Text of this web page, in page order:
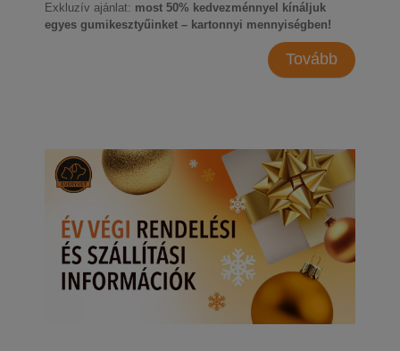
Exkluzív ajánlat: most 50% kedvezménnyel kínáljuk
egyes gumikesztyűinket – kartonnyi mennyiségben!
Tovább